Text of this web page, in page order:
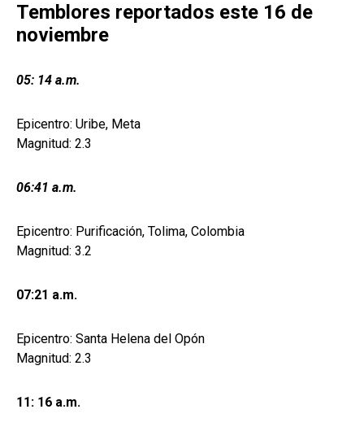
Temblores reportados este 16 de
noviembre
05: 14 a.m.
Epicentro: Uribe, Meta
Magnitud: 2.3
06:41 a.m.
Epicentro: Purificación, Tolima, Colombia
Magnitud: 3.2
07:21 a.m.
Epicentro: Santa Helena del Opón
Magnitud: 2.3
11: 16 a.m.